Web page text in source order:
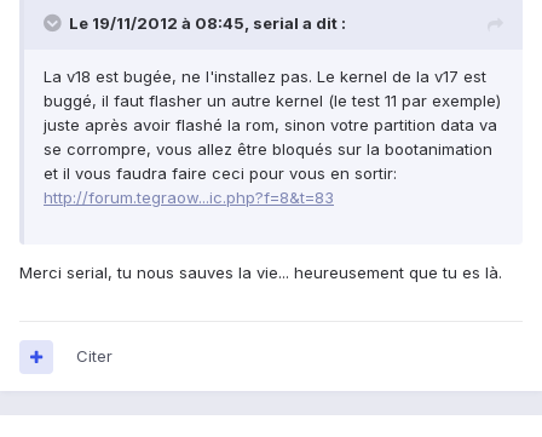
Le 19/11/2012 à 08:45, serial a dit :
La v18 est bugée, ne l'installez pas. Le kernel de la v17 est
buggé, il faut flasher un autre kernel (le test 11 par exemple)
juste après avoir flashé la rom, sinon votre partition data va
se corrompre, vous allez être bloqués sur la bootanimation
et il vous faudra faire ceci pour vous en sortir:
http://forum.tegraow...ic.php?f=8&t=83
Merci serial, tu nous sauves la vie... heureusement que tu es là.
Citer